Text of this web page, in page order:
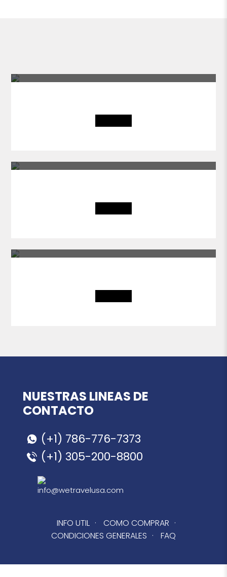
NUESTRAS LINEAS DE
CONTACTO
(+1) 786-776-7373
(+1) 305-200-8800
info@wetravelusa.com
INFO UTIL · COMO COMPRAR ·
CONDICIONES GENERALES · FAQ